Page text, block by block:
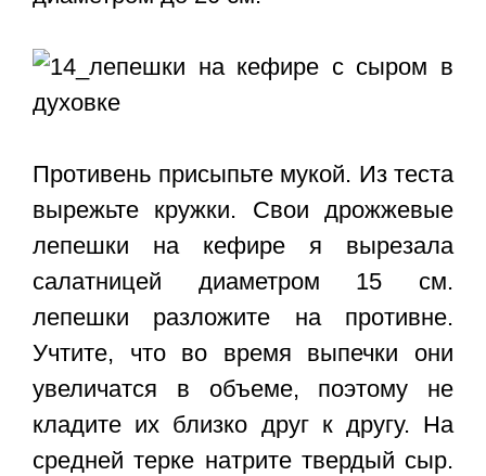
Противень присыпьте мукой. Из теста
вырежьте кружки. Свои дрожжевые
лепешки на кефире я вырезала
салатницей диаметром 15 см.
лепешки разложите на противне.
Учтите, что во время выпечки они
увеличатся в объеме, поэтому не
кладите их близко друг к другу. На
средней терке натрите твердый сыр.